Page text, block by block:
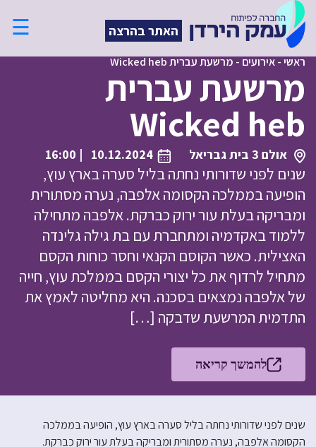
האתר בהרצה ☰
ראשי-אירועים - מרשעת עברית Wicked heb
מרשעת עברית
Wicked heb
אולם 3 בית גבריאל 10.12.2024
| 16:00
שנים לפני שדורותי נחתה בליל סערה בארץ עוץ,
הופיעה בממלכה הקסומה אלפבה, נערה מסתורית
ומבריקה בעלת עור ירוק כברקת. אלפבה מתחילה
ללמוד באקדמיה ומתחברת עם בת גילה גלינדה
האצילית. כאשר הקוסם הקנאי וחסר כוחות הקסם
מתחיל לרדוף את כל יצורי הקסם בממלכת עוץ, חייה
של אלפבה נמצאים בסכנה. היא מחליטה לאמץ את
התדמית המרשעת שדבקה […]
להמשך קריאה
שנים לפני שדורותי נחתה בליל סערה בארץ עוץ, הופיעה בממלכה
הקסומה אלפבה, נערה מסתורית ומבריקה בעלת עור ירוק כברקת.